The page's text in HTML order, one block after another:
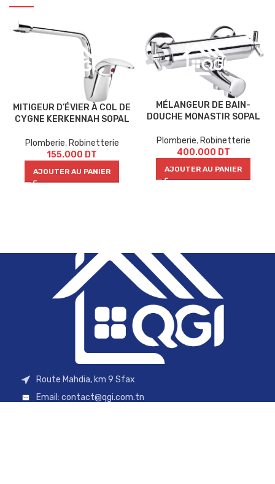
MITIGEUR D’ÉVIER À COL DE
CYGNE KERKENNAH SOPAL
Plomberie, Robinetterie
155.000 DT
AJOUTER AU PANIER
MÉLANGEUR DE BAIN-
DOUCHE MONASTIR SOPAL
Plomberie, Robinetterie
400.000 DT
AJOUTER AU PANIER
Route Mahdia, km 9 Sfax
Email: contact@qgi.com.tn